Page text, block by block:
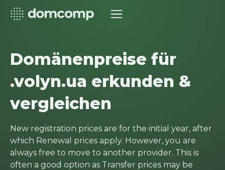
Domänenpreise für
.volyn.ua erkunden &
vergleichen
New registration prices are for the initial year, after
which Renewal prices apply. However, you are
always free to move to another provider. This is
often a good option as Transfer prices may be